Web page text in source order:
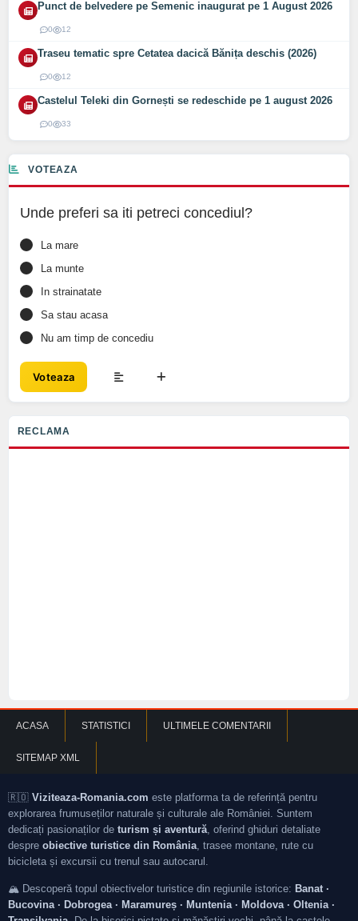
Punct de belvedere pe Semenic inaugurat pe 1 August 2026
0 12
Traseu tematic spre Cetatea dacică Bănița deschis (2026)
0 12
Castelul Teleki din Gornești se redeschide pe 1 august 2026
0 33
VOTEAZA
Unde preferi sa iti petreci concediul?
La mare
La munte
In strainatate
Sa stau acasa
Nu am timp de concediu
Voteaza
RECLAMA
ACASA STATISTICI ULTIMELE COMENTARII
SITEMAP XML
🇷🇴 Viziteaza-Romania.com este platforma ta de referință pentru
explorarea frumuseților naturale și culturale ale României. Suntem
dedicați pasionaților de turism și aventură, oferind ghiduri detaliate
despre obiective turistice din România, trasee montane, rute cu
bicicleta și excursii cu trenul sau autocarul.
🏔️ Descoperă topul obiectivelor turistice din regiunile istorice: Banat ·
Bucovina · Dobrogea · Maramureș · Muntenia · Moldova · Oltenia ·